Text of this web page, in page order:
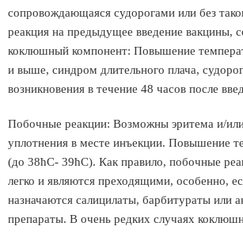
сопровождающаяся судорогами или без
реакция на предыдущее введение вакцины,
коклюшный компонент: Повышение
и выше, синдром длительного плача,
возникновения в течение 48 часов после
Побочные реакции: Возможны эритема и/
уплотнения в месте инъекции. Повышение
(до 38ћС- 39ћС). Как правило, побочные
легко и являются преходящими, особенно,
назначаются салицилаты, барбитураты или
препараты. В очень редких случаях